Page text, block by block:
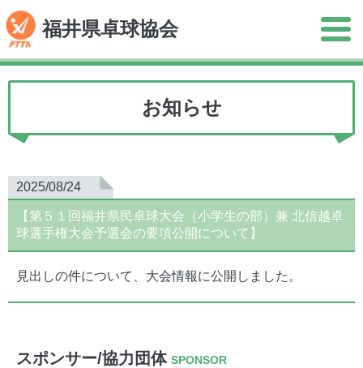
福井県卓球協会
お知らせ
2025/08/24
【第５１回福井県民卓球大会（小学生の部）兼 北信越卓
球選手権大会予選会の要項公開について】
見出しの件について、大会情報に公開しました。
スポンサー/協力団体 SPONSOR